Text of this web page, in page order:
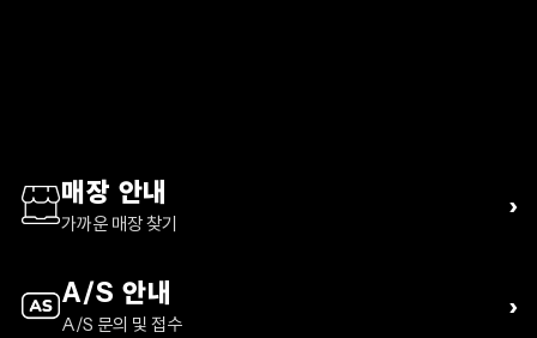
매장 안내
가까운 매장 찾기
›
A/S 안내
A/S 문의 및 접수
›